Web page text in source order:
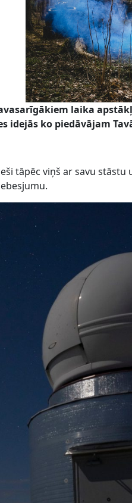
laika
idejās ko piedāvājam
tāpēc viņš ar savu stāstu